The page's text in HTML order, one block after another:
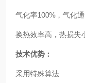
气化率100%，气化
换热效率高，热损失
技术优势：
采用特殊算法